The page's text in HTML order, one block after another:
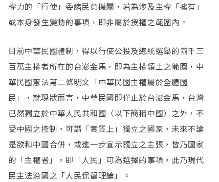
權力的「行使」委諸民意機關，若為涉及主權「擁有」
或本身發生變動的事項，即非屬於授權之範圍內。
目前中華民國體制，得以行使公投及總統選舉的兩千三
百萬主權者所在的台澎金馬，即為主權領土之範圍，中
華民國憲法第二條明文「中華民國主權屬於全體國
民」，就現狀而言，中華民國即僅止於台澎金馬，台灣
已然獨立於中華人民共和國（以下簡稱中國）之外，不
受中國之控制，可謂「實質上」獨立之國家，未來不論
是欲和中國合併，或進一步宣示獨立之主張，皆乃國家
的「主權者」，即「人民」可為選擇的事項，此乃現代
民主法治國之「人民保留理論」。